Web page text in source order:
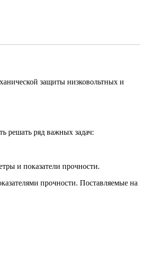
защиты низковольтных и
решать ряд важных задач:
и показатели прочности.
прочности. Поставляемые на